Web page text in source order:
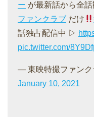
ー が最新話から全
ファンクラブ だけ
話独占配信中 ▷
pic.twitter.com/
— 東映特撮ファンク
January 10, 2021